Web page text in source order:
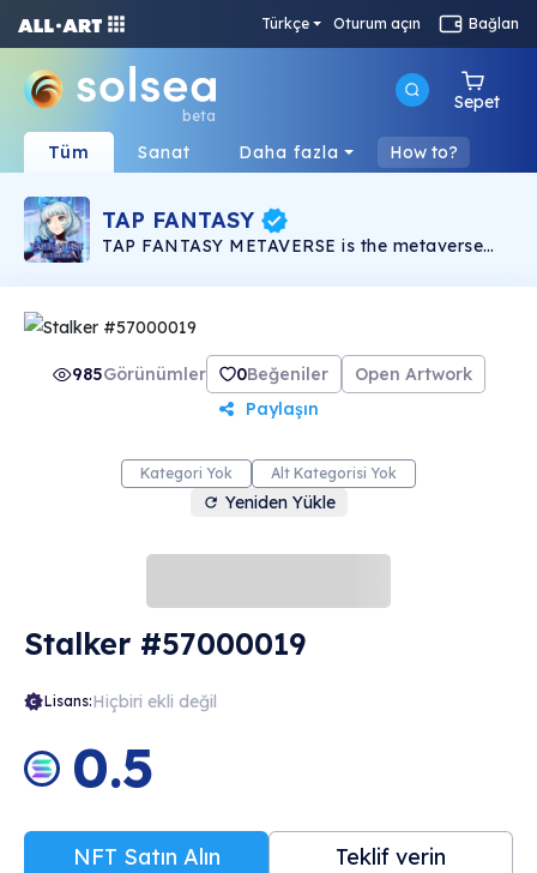
Türkçe Oturum açın Bağlan
beta
Sepet
Tüm Sanat Daha fazla How to?
TAP FANTASY
TAP FANTASY METAVERSE is the metaverse
FANTASY, which has been recommended by
users, and more than 1 million DAU worldwide.
characters and NFT skins.
985Görünümler 0Beğeniler
Open Artwork
Paylaşın
Kategori Yok Alt Kategorisi Yok
Yeniden Yükle
Stalker #57000019
Lisans:Hiçbiri ekli değil
0.5
NFT Satın Alın Teklif verin